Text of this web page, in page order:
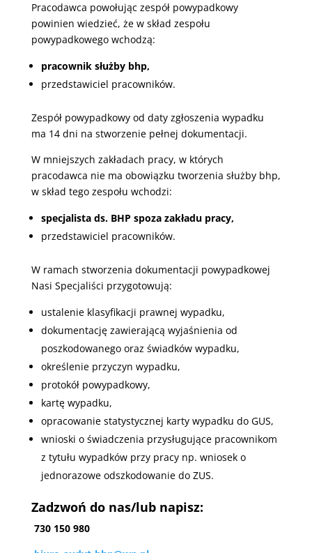
Pracodawca powołując zespół powypadkowy
powinien wiedzieć, że w skład zespołu
powypadkowego wchodzą:
pracownik służby bhp,
przedstawiciel pracowników.
Zespół powypadkowy od daty zgłoszenia wypadku
ma 14 dni na stworzenie pełnej dokumentacji.
W mniejszych zakładach pracy, w których
pracodawca nie ma obowiązku tworzenia służby bhp,
w skład tego zespołu wchodzi:
specjalista ds. BHP spoza zakładu pracy,
przedstawiciel pracowników.
W ramach stworzenia dokumentacji powypadkowej
Nasi Specjaliści przygotowują:
ustalenie klasyfikacji prawnej wypadku,
dokumentację zawierającą wyjaśnienia od
poszkodowanego oraz świadków wypadku,
określenie przyczyn wypadku,
protokół powypadkowy,
kartę wypadku,
opracowanie statystycznej karty wypadku do GUS,
wnioski o świadczenia przysługujące pracownikom
z tytułu wypadków przy pracy np. wniosek o
jednorazowe odszkodowanie do ZUS.
Zadzwoń do nas/lub napisz:
730 150 980